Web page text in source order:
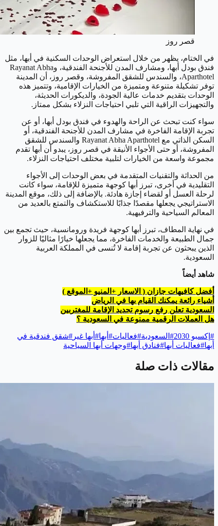
قصر روز
في الختام، يظهر من خلال استعراض الوحدات السكنية في أبها، مثل
فندق بودل أبها، ومشارف المدن للأجنحة الفندقية، وRayanat Abha
Aparthotel، والسندس للشقق المفروشة، وقصر روز، أن المدينة
توفر تشكيلة متنوعة ومتميزة من الخيارات الإقامية، وتتميز هذه
الوحدات بتقديم خدمات عالية الجودة، والديكورات الحديثة،
والتجهيزات الراقية التي تلبي احتياجات النزلاء بشكل ممتاز.
سواء كنت تبحث عن الراحة والهدوء في فندق بودل أبها، أو عن
تجربة الإقامة الفاخرة في مشارف المدن للأجنحة الفندقية، أو
السكن الذاتي مع Rayanat Abha Aparthotel والسندس للشقق
المفروشة، أو حتى الأجواء الأنيقة في قصر روز، يبدو أن أبها تقدم
مجموعة واسعة من الخيارات لتلبية مختلف احتياجات النزلاء.
من الحداثة والتقنيات المتقدمة في بعض الوحدات إلى الأجواء
التقليدية في أخرى، تبرز أبها كوجهة متميزة للإقامة، سواء كانت
لرحلة العسل أو لقضاء إجازة هادئة. بالإضافة إلى ذلك، موقع المدينة
الاستراتيجي يجعلها مقصدًا جذابًا للاستكشاف والتمتع بالعديد من
المعالم السياحية والترفيهية.
في نهاية المطاف، تبرز أبها كوجهة فريدة ورومانسية، حيث تجمع بين
جمال الطبيعة والخدمات الفاخرة، مما يجعلها خيارًا مثاليًا للزوار
الذين يبحثون عن تجربة إقامة لا تُنسى في المملكة العربية
السعودية.
شاهد أيضاً
أفضل كافيهات جازان ( الاسعار +المنيو +الموقع )
أشياء رائعة يمكنك القيام بها في الرياض
السعودية تعلن رفع رسوم تجديد الإقامة للمغتربين
هل العملات الرقمية ممنوعة في السعودية ؟
# إكسبو 2030 # السعودية#فعاليات# أبها# أبها غير #شقق فندقية في
أبها#فعاليات أبها#فنادق أبها#وجهات أبها السياحية
مقالات ذات صلة